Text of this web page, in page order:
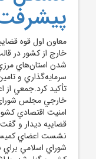
معاون اول قوه
خارج از کشور در
شدن استان‌هاي
سرمايه‌گذاري و
تأکيد کرد.جمعي
خارجي مجلس شوراي
امنيت اقتصادي
قضاييه ديدار و
نشست اعضاي
شوراي اسلامي براي